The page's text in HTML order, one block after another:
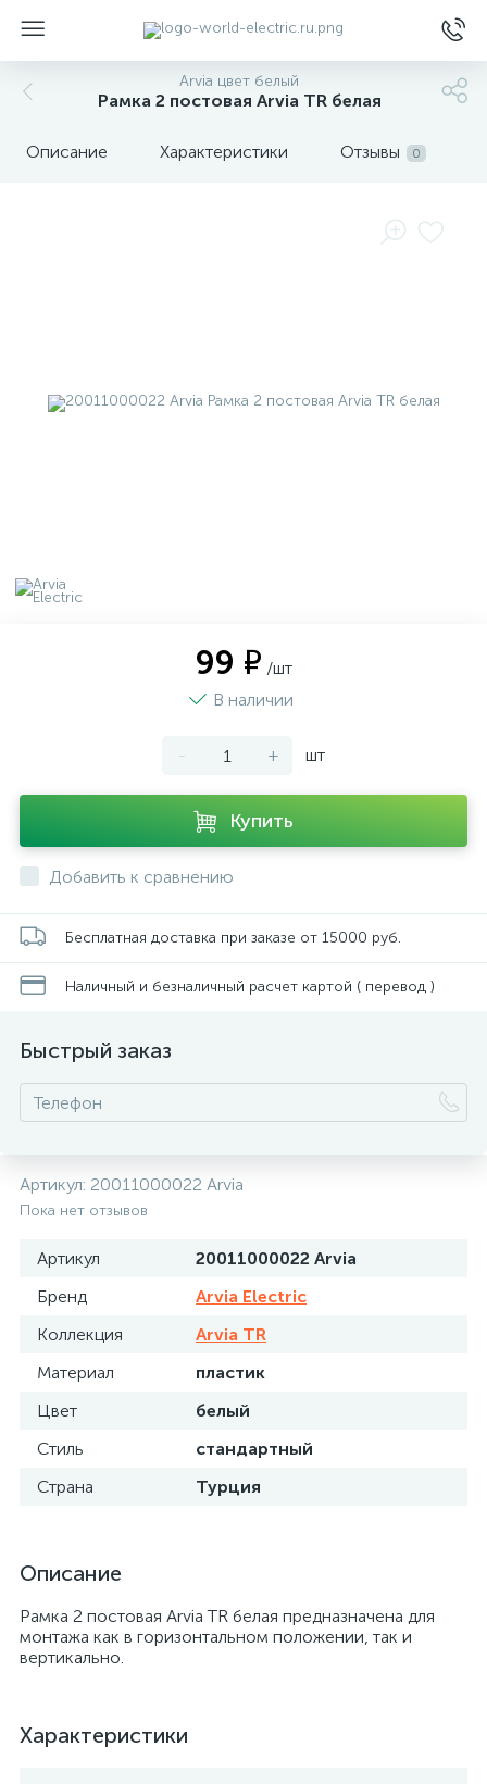
Arvia цвет белый
Рамка 2 постовая Arvia TR белая
Описание Характеристики Отзывы 0
99 ₽ /шт
В наличии
- + шт
Купить
Добавить к сравнению
Бесплатная доставка при заказе от 15000 руб.
Наличный и безналичный расчет картой ( перевод )
Быстрый заказ
Артикул: 20011000022 Arvia
Пока нет отзывов
Артикул
20011000022 Arvia
Бренд
Arvia Electric
Коллекция
Arvia TR
Материал
пластик
Цвет
белый
Стиль
стандартный
Страна
Турция
Описание
Рамка 2 постовая Arvia TR белая предназначена для
монтажа как в горизонтальном положении, так и
вертикально.
Характеристики